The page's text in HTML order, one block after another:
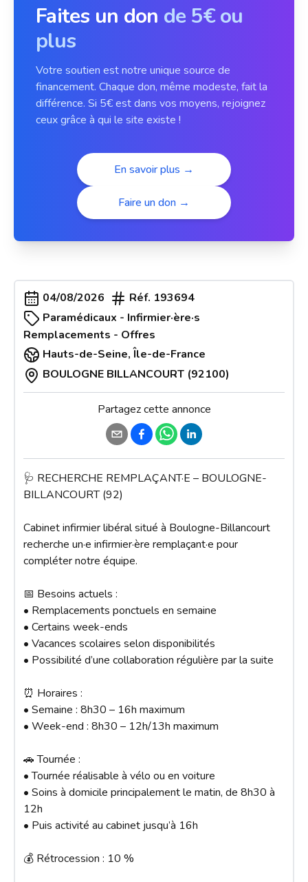
Faites un don de 5€ ou
plus
Votre soutien est notre unique source de
financement. Chaque don, même modeste, fait la
différence. Si 5€ est dans vos moyens, rejoignez
ceux grâce à qui le site existe !
En savoir plus →
Faire un don →
04/08/2026 Réf. 193694
Paramédicaux - Infirmier·ère·s
Remplacements - Offres
Hauts-de-Seine,Île-de-France
BOULOGNE BILLANCOURT (92100)
Partagez cette annonce
🩺 RECHERCHE REMPLAÇANT·E – BOULOGNE-
BILLANCOURT (92)
Cabinet infirmier libéral situé à Boulogne-Billancourt
recherche un·e infirmier·ère remplaçant·e pour
compléter notre équipe.
📅 Besoins actuels :
• Remplacements ponctuels en semaine
• Certains week-ends
• Vacances scolaires selon disponibilités
• Possibilité d’une collaboration régulière par la suite
⏰ Horaires :
• Semaine : 8h30 – 16h maximum
• Week-end : 8h30 – 12h/13h maximum
🚗 Tournée :
• Tournée réalisable à vélo ou en voiture
• Soins à domicile principalement le matin, de 8h30 à
12h
• Puis activité au cabinet jusqu’à 16h
💰 Rétrocession : 10 %